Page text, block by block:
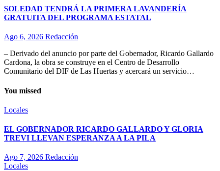
SOLEDAD TENDRÁ LA PRIMERA LAVANDERÍA
GRATUITA DEL PROGRAMA ESTATAL
Ago 6, 2026 Redacción
– Derivado del anuncio por parte del Gobernador, Ricardo Gallardo
Cardona, la obra se construye en el Centro de Desarrollo
Comunitario del DIF de Las Huertas y acercará un servicio…
You missed
Locales
EL GOBERNADOR RICARDO GALLARDO Y GLORIA
TREVI LLEVAN ESPERANZA A LA PILA
Ago 7, 2026 Redacción
Locales